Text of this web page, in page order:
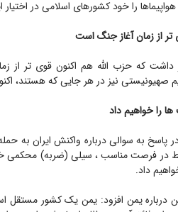
را خود کشورهای اسلامی در
تر از زمان آغاز جنگ است
داشت که حزب الله هم اکنون قوی تر
صهیونیستی نیز در هر جایی که هستند،
را خواهیم داد
در پاسخ به سوالی درباره واکنش ایران
در فرصت مناسب ، سیلی (ضربه) محکمی
داد.
درباره یمن افزود: یمن یک کشور